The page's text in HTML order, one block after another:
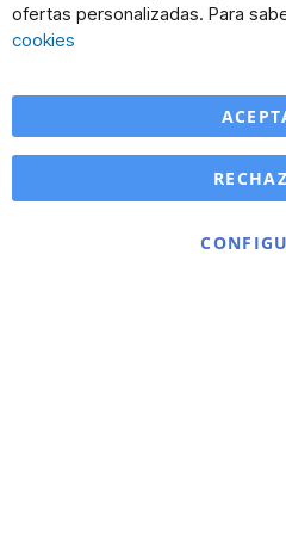
ofertas personalizadas. Para
cookies